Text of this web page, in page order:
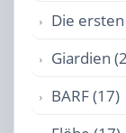
Die
Giardien
BARF (17)